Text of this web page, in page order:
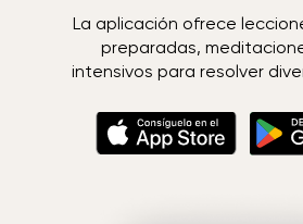
La aplicación ofrece
preparadas,
intensivos para resolver